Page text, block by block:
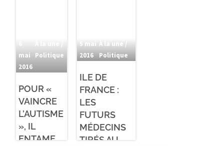
mai
2016
Politique
POUR «
VAINCRE
L’AUTISME
», IL
ENTAME
5 mai
2016
À la une /
Politique
ILE DE
FRANCE :
LES
FUTURS
MÉDECINS
TIRÉS AU